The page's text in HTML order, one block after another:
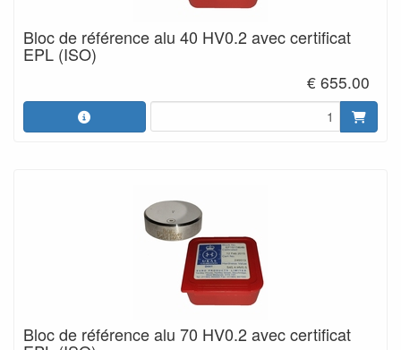
Bloc de référence alu 40 HV0.2 avec certificat
EPL (ISO)
€ 655.00
Bloc de référence alu 70 HV0.2 avec certificat